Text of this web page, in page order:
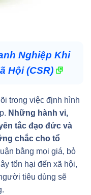
Nghiệp Khi
Hội (CSR)
trong việc định hình
Những hành vi,
tắc đạo đức và
chắc cho tổ
bằng mọi giá, bỏ
tổn hại đến xã hội,
tiêu dùng sẽ